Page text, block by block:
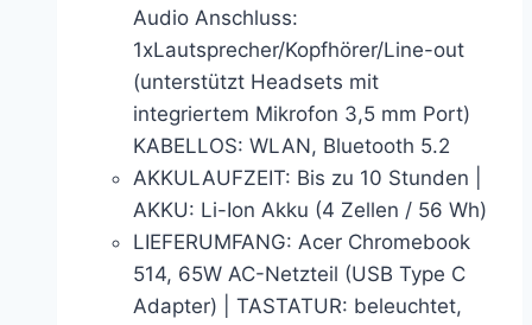
Audio Anschluss:
1xLautsprecher/Kopfhörer/Line-out
(unterstützt Headsets mit
integriertem Mikrofon 3,5 mm Port)
KABELLOS: WLAN, Bluetooth 5.2
AKKULAUFZEIT: Bis zu 10 Stunden |
AKKU: Li-Ion Akku (4 Zellen / 56 Wh)
LIEFERUMFANG: Acer Chromebook
514, 65W AC-Netzteil (USB Type C
Adapter) | TASTATUR: beleuchtet,